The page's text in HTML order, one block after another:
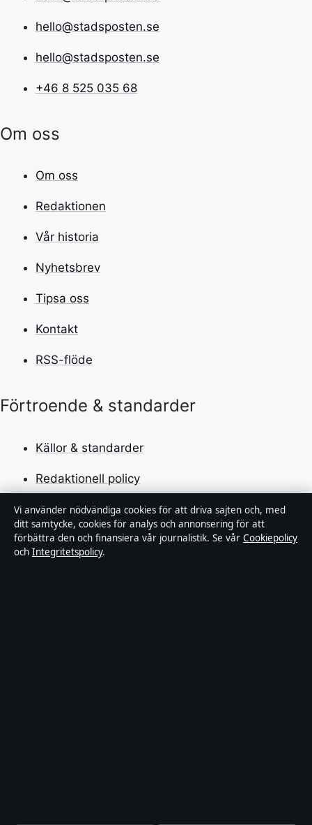
hello@stadsposten.se
hello@stadsposten.se
+46 8 525 035 68
Om oss
Om oss
Redaktionen
Vår historia
Nyhetsbrev
Tipsa oss
Kontakt
RSS-flöde
Förtroende & standarder
Källor & standarder
Redaktionell policy
Rättelsepolicy
Faktagranskningspolicy
Vi använder nödvändiga cookies för att driva sajten och, med
ditt samtycke, cookies för analys och annonsering för att
förbättra den och finansiera vår journalistik. Se vår Cookiepolicy
och Integritetspolicy.